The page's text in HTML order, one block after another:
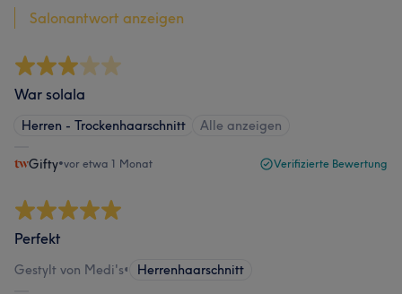
Salonantwort anzeigen
War solala
Herren - Trockenhaarschnitt Alle anzeigen
Gifty•vor etwa 1 Monat Verifizierte Bewertung
Perfekt
Gestylt von Medi's• Herrenhaarschnitt